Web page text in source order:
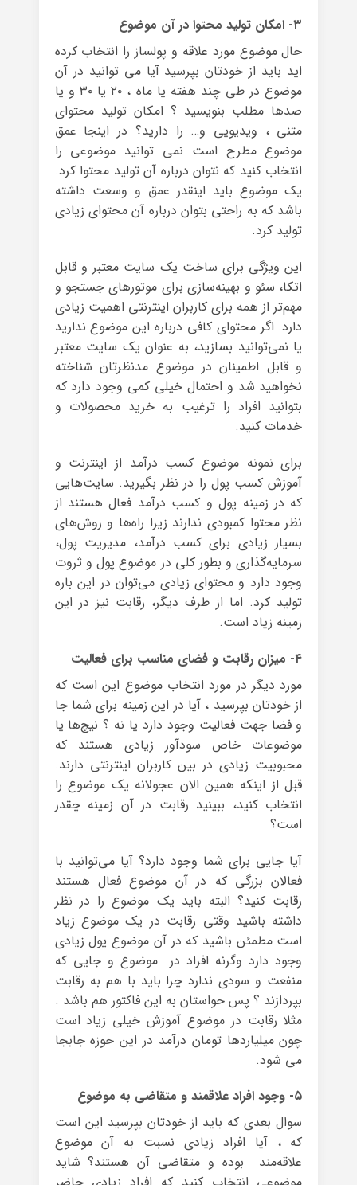
۳- امکان تولید محتوا در آن موضوع
حال موضوع مورد علاقه و پولساز را انتخاب کرده
اید باید از خودتان بپرسید آیا می توانید در آن
موضوع در طی چند هفته یا ماه ، ۲۰ یا ۳۰ و یا
صدها مطلب بنویسید ؟ امکان تولید محتوای
متنی ، ویدیویی و… را دارید؟ در اینجا عمق
موضوع مطرح است نمی توانید موضوعی را
انتخاب کنید که نتوان درباره آن تولید محتوا کرد.
یک موضوع باید اینقدر عمق و وسعت داشته
باشد که به راحتی بتوان درباره آن محتوای زیادی
تولید کرد.
این ویژگی برای ساخت یک سایت معتبر و قابل
اتکا، سئو و بهینه‌سازی برای موتورهای جستجو و
مهم‌تر از همه برای کاربران اینترنتی اهمیت زیادی
دارد. اگر محتوای کافی درباره این موضوع ندارید
یا نمی‌توانید بسازید، به عنوان یک سایت معتبر
و قابل اطمینان در موضوع مدنظرتان شناخته
نخواهید شد و احتمال خیلی کمی وجود دارد که
بتوانید افراد را ترغیب به خرید محصولات و
خدمات کنید.
برای نمونه موضوع کسب درآمد از اینترنت و
آموزش کسب پول را در نظر بگیرید. سایت‌هایی
که در زمینه پول و کسب درآمد فعال هستند از
نظر محتوا کمبودی ندارند زیرا راه‌ها و روش‌های
بسیار زیادی برای کسب درآمد، مدیریت پول،
سرمایه‌گذاری و بطور کلی در موضوع پول و ثروت
وجود دارد و محتوای زیادی می‌توان در این باره
تولید کرد. اما از طرف دیگر، رقابت نیز در این
زمینه زیاد است.
۴- میزان رقابت و فضای مناسب برای فعالیت
مورد دیگر در مورد انتخاب موضوع این است که
از خودتان بپرسید ، آیا در این زمینه برای شما جا
و فضا جهت فعالیت وجود دارد یا نه ؟ نیچ‌ها یا
موضوعات خاص سودآور زیادی هستند که
محبوبیت زیادی در بین کاربران اینترنتی دارند.
قبل از اینکه همین الان عجولانه یک موضوع را
انتخاب کنید، ببینید رقابت در آن زمینه چقدر
است؟
آیا جایی برای شما وجود دارد؟ آیا می‌توانید با
فعالان بزرگی که در آن موضوع فعال هستند
رقابت کنید؟ البته باید یک موضوع را در نظر
داشته باشید وقتی رقابت در یک موضوع زیاد
است مطمئن باشید که در آن موضوع پول زیادی
وجود دارد وگرنه افراد در موضوع و جایی که
منفعت و سودی ندارد چرا باید با هم به رقابت
بپردازند ؟ پس حواستان به این فاکتور هم باشد .
مثلا رقابت در موضوع آموزش خیلی زیاد است
چون میلیاردها تومان درآمد در این حوزه جابجا
می شود.
۵- وجود افراد علاقمند و متقاضی به موضوع
سوال بعدی که باید از خودتان بپرسید این است
که ، آیا افراد زیادی نسبت به آن موضوع
علاقه‌مند بوده و متقاضی آن هستند؟ شاید